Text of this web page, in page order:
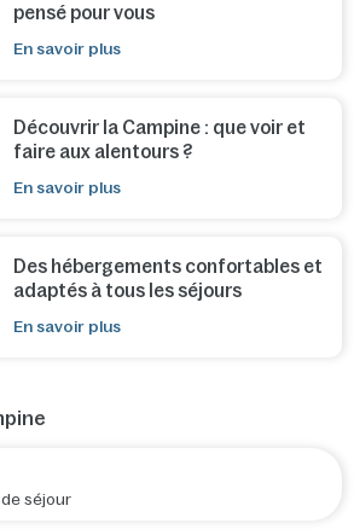
pensé pour vous
En savoir plus
Découvrir la Campine : que voir et
faire aux alentours ?
En savoir plus
Des hébergements confortables et
adaptés à tous les séjours
En savoir plus
séjour